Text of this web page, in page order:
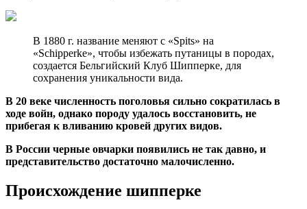
В 1880 г. название меняют с «Spits» на
«Schipperke», чтобы избежать путаницы в породах,
создается Бельгийский Клуб Шипперке, для
сохранения уникальности вида.
В 20 веке численность поголовья сильно сократилась в
ходе войн, однако породу удалось восстановить, не
прибегая к вливанию кровей других видов.
В России черные овчарки появились не так давно, и
представительство достаточно малочисленно.
Происхождение шипперке